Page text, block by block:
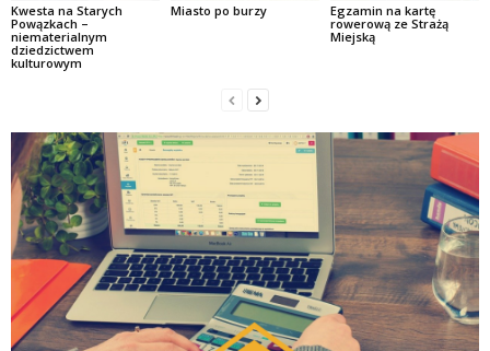
Kwesta na Starych
Powązkach –
niematerialnym
dziedzictwem
kulturowym
Miasto po burzy
Egzamin na kartę
rowerową ze Strażą
Miejską